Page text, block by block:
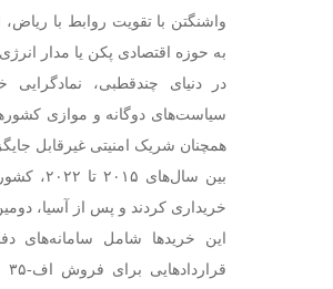
واشنگتن با تقویت روابط با
به حوزه اقتصادی پکن یا مدار
در دنیای چندقطبی،
سیاست‌های دوگانه و موازی
همچنان شریک امنیتی غیرقابل
خریداری کردند و پس از آسیا،
این خریدها شامل سامانه‌های